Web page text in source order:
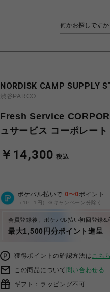
NORDISK CAMP SUPPLY
渋谷PARCO
Fresh Service
ュサービス コーポレー
￥14,300 税込
ポケパル払いで 0〜0ポイント
（1P=1円）※キャンペーン分除く
会員登録後、ポケパル払い初回登録&
最大1,500円分ポイント進呈
獲得ポイントの確認方法はこちら
この商品について 問い合わせる
ギフト：ラッピング不可